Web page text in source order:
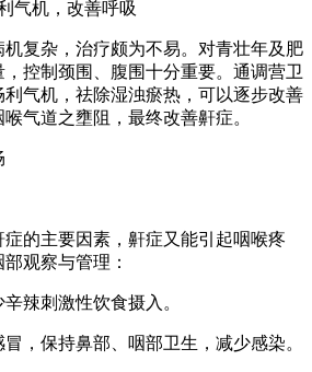
机，改善呼吸
杂，治疗颇为不易。对青壮年及肥
控制颈围、腹围十分重要。通调营卫
气机，祛除湿浊瘀热，可以逐步改善
气道之壅阻，最终改善鼾症。
主要因素，鼾症又能引起咽喉疼
观察与管理：
刺激性饮食摄入。
保持鼻部、咽部卫生，减少感染。